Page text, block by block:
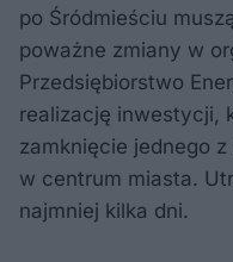
po Śródmieściu
poważne zmiany w
Przedsiębiorstwo
realizację inwestycji,
zamknięcie jednego
w centrum miasta.
najmniej kilka dni.